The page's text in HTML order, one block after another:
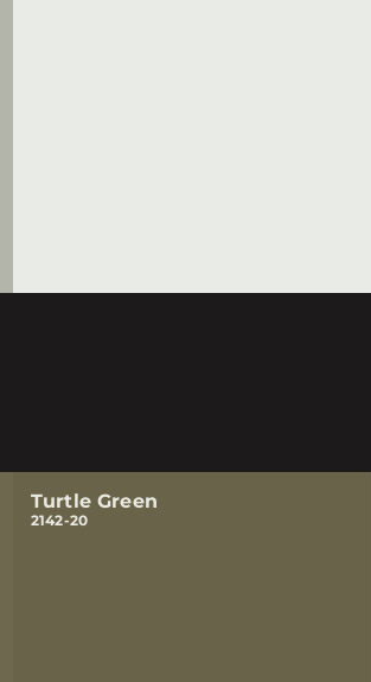
Turtle Green
2142-20